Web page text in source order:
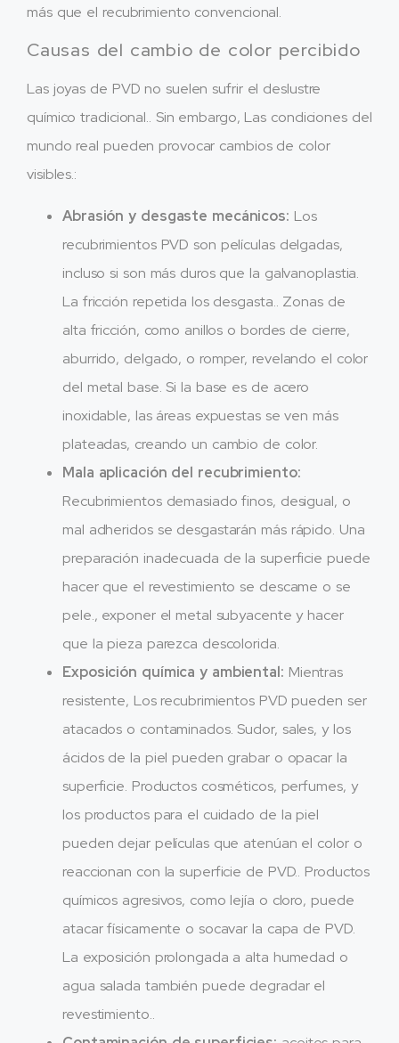
más que el recubrimiento convencional.
Causas del cambio de color percibido
Las joyas de PVD no suelen sufrir el deslustre
químico tradicional.. Sin embargo, Las condiciones del
mundo real pueden provocar cambios de color
visibles.:
Abrasión y desgaste mecánicos: Los
recubrimientos PVD son películas delgadas,
incluso si son más duros que la galvanoplastia.
La fricción repetida los desgasta.. Zonas de
alta fricción, como anillos o bordes de cierre,
aburrido, delgado, o romper, revelando el color
del metal base. Si la base es de acero
inoxidable, las áreas expuestas se ven más
plateadas, creando un cambio de color.
Mala aplicación del recubrimiento:
Recubrimientos demasiado finos, desigual, o
mal adheridos se desgastarán más rápido. Una
preparación inadecuada de la superficie puede
hacer que el revestimiento se descame o se
pele., exponer el metal subyacente y hacer
que la pieza parezca descolorida.
Exposición química y ambiental: Mientras
resistente, Los recubrimientos PVD pueden ser
atacados o contaminados. Sudor, sales, y los
ácidos de la piel pueden grabar o opacar la
superficie. Productos cosméticos, perfumes, y
los productos para el cuidado de la piel
pueden dejar películas que atenúan el color o
reaccionan con la superficie de PVD.. Productos
químicos agresivos, como lejía o cloro, puede
atacar físicamente o socavar la capa de PVD.
La exposición prolongada a alta humedad o
agua salada también puede degradar el
revestimiento..